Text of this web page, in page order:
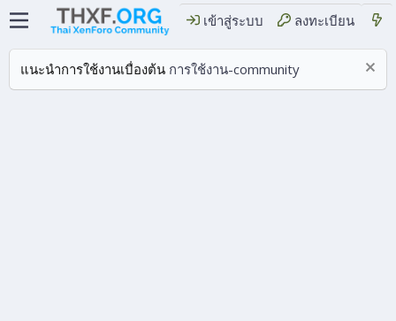
เข้าสู่ระบบ ลงทะเบียน
แนะนำการใช้งานเบื่องต้น การใช้งาน-community